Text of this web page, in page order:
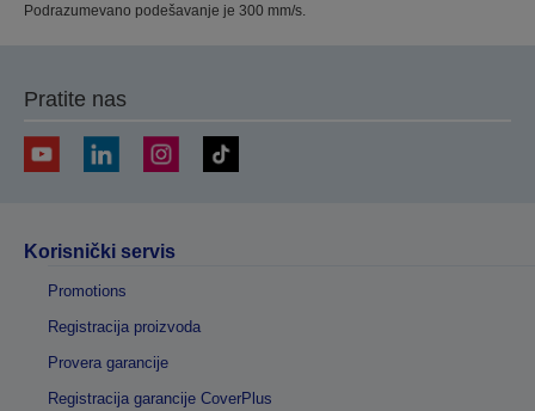
Podrazumevano podešavanje je 300 mm/s.
Pratite nas
Korisnički servis
Promotions
Registracija proizvoda
Provera garancije
Registracija garancije CoverPlus